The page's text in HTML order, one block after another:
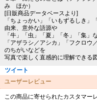
み ほか）
[日販商品データベースより]
「ちょっかい」「いもずるしき
由来、意外な語源や
「牛」「虫」「夏」「冬」「集」
「アザラシ／アシカ」「フクロウ
のちがいなどを
写真で楽しく直感的に理解できる図
ツイート
ユーザーレビュー
この商品に寄せられたカスタマー